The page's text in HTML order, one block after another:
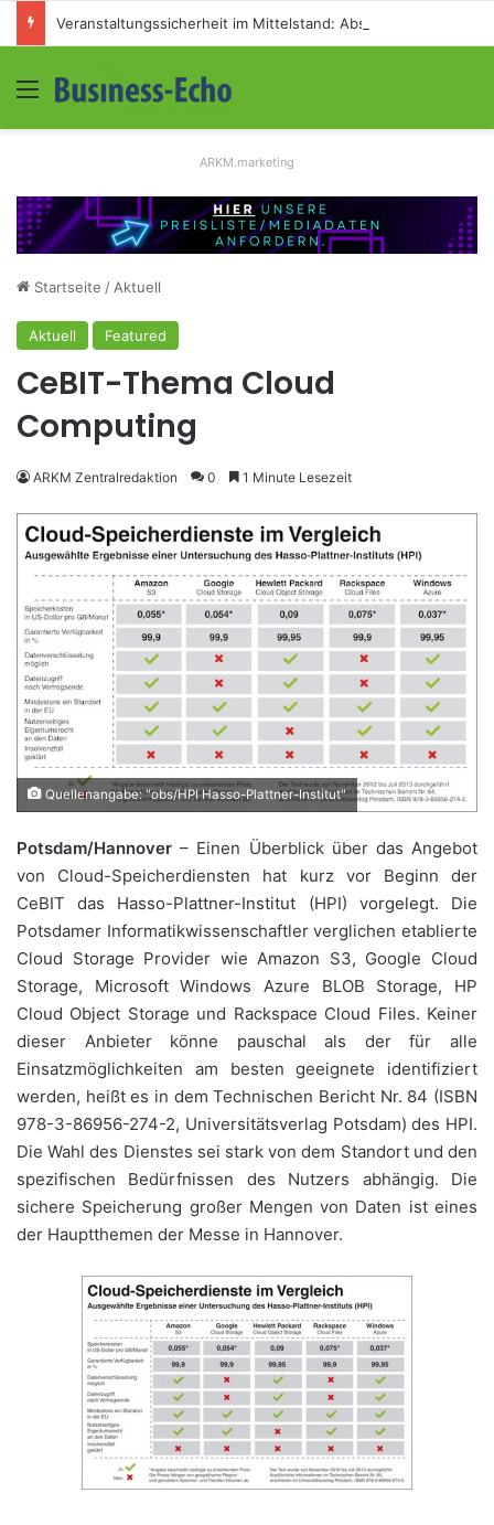
Menü
ARKM.marketing
Startseite / Aktuell
Aktuell Featured
CeBIT-Thema Cloud
Computing
ARKM Zentralredaktion 0 1 Minute Lesezeit
Quellenangabe: "obs/HPI Hasso-Plattner-Institut"
Potsdam/Hannover – Einen Überblick über das Angebot
von Cloud-Speicherdiensten hat kurz vor Beginn der
CeBIT das Hasso-Plattner-Institut (HPI) vorgelegt. Die
Potsdamer Informatikwissenschaftler verglichen etablierte
Cloud Storage Provider wie Amazon S3, Google Cloud
Storage, Microsoft Windows Azure BLOB Storage, HP
Cloud Object Storage und Rackspace Cloud Files. Keiner
dieser Anbieter könne pauschal als der für alle
Einsatzmöglichkeiten am besten geeignete identifiziert
werden, heißt es in dem Technischen Bericht Nr. 84 (ISBN
978-3-86956-274-2, Universitätsverlag Potsdam) des HPI.
Die Wahl des Dienstes sei stark von dem Standort und den
spezifischen Bedürfnissen des Nutzers abhängig. Die
sichere Speicherung großer Mengen von Daten ist eines
der Hauptthemen der Messe in Hannover.